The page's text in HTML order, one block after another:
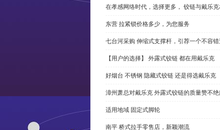
在孝感网络时代，选择更多， 铰链与戴乐
东营 拉紧锁价格多少，为您服务
七台河采购 伸缩式支撑杆，引荐一个不容
【用户的选择】 外露式铰链 都在用戴乐克
好烟台 不锈钢 隐藏式铰链 还是得选戴乐克
漳州萧总对戴乐克 外露式铰链的质量赞不
适用地域 固定式脚轮
南平 桥式拉手零售店，新颖潮流